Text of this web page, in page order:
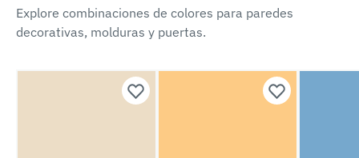
Explore combinaciones de colores para paredes
decorativas, molduras y puertas.